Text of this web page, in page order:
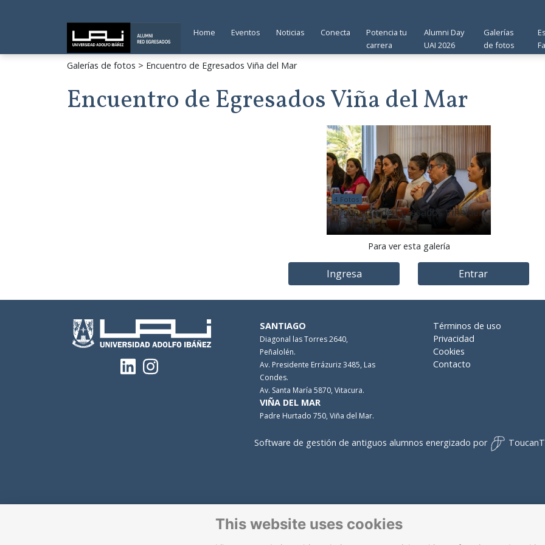
Home Eventos Noticias Conecta
Potencia tu
carrera
Alumni Day
UAI 2026
Galerías
de fotos
Galerías de fotos > Encuentro de Egresados Viña del Mar
Encuentro de Egresados Viña del Mar
4 Fotos
Encuentro de Egresados Viña del
Mar
Para ver esta galería
Ingresa Entrar
SANTIAGO
Diagonal las Torres 2640,
Peñalolén.
Av. Presidente Errázuriz 3485, Las
Condes.
Av. Santa María 5870, Vitacura.
VIÑA DEL MAR
Padre Hurtado 750, Viña del Mar.
Términos de uso
Privacidad
Cookies
Contacto
Software de gestión de antiguos alumnos energizado por
This website uses cookies